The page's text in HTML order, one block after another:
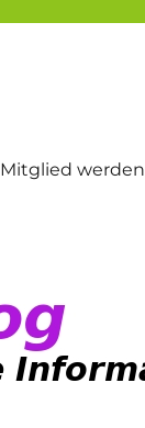
Mitglied werden